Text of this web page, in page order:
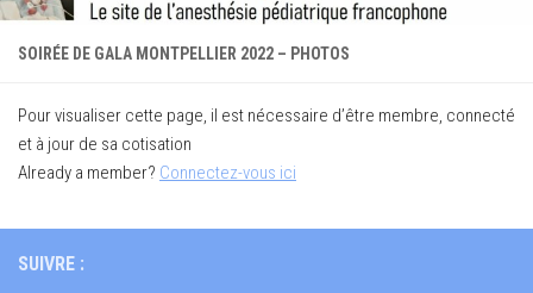
SOIRÉE DE GALA MONTPELLIER 2022 – PHOTOS
Pour visualiser cette page, il est nécessaire d’être membre, connecté
et à jour de sa cotisation
Already a member? Connectez-vous ici
SUIVRE :